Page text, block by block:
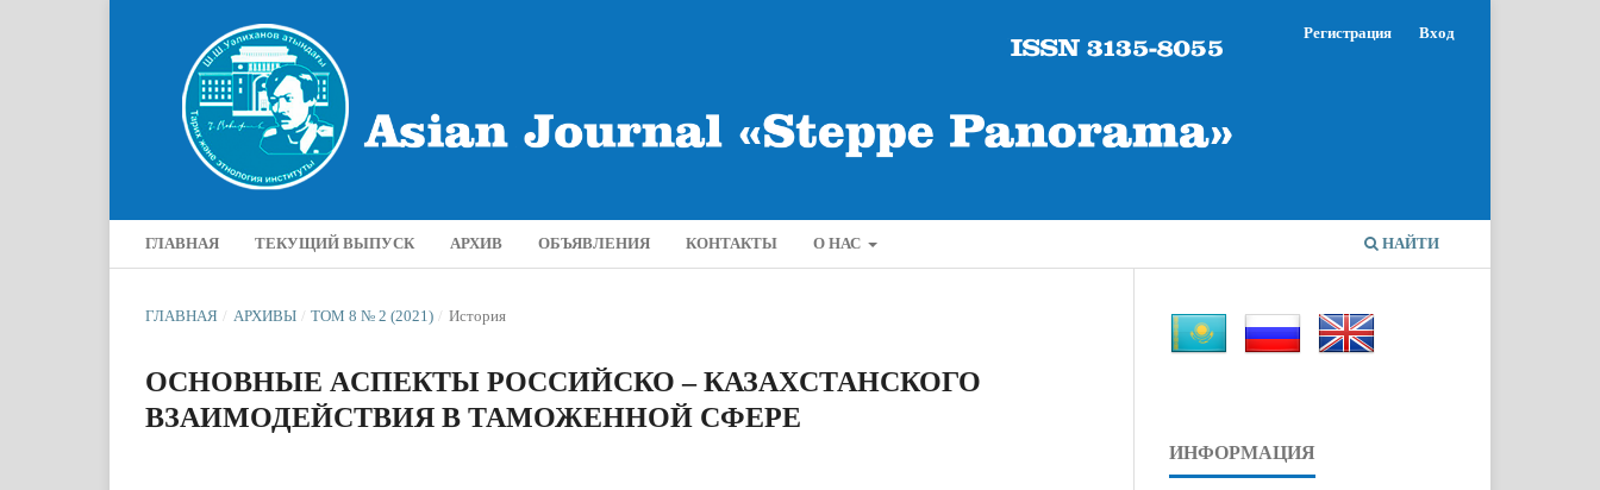
ГЛАВНАЯ ТЕКУЩИЙ ВЫПУСК АРХИВ ОБЪЯВЛЕНИЯ КОНТАКТЫ О НАС НАЙТИ
Регистрация Вход
ГЛАВНАЯ / АРХИВЫ / ТОМ 8 № 2 (2021) / История
ОCНОВНЫЕ АCПЕКТЫ РОCCИЙCКО – КАЗАХCТАНCКОГО
ВЗАИМОДЕЙCТВИЯ В ТАМОЖЕННОЙ CФЕРЕ
ИНФОРМАЦИЯ